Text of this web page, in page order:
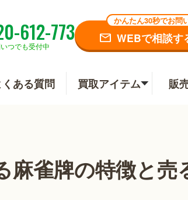
612-773
つでも受付中
かんたん30秒でお問
WEBで相談す
くある質問 買取アイテム 販
麻雀牌の特徴と売